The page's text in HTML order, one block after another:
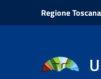
Vai ai contenuti
Vai al menu di
Regione Toscana